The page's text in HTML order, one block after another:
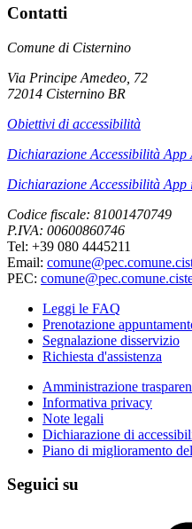
Contatti
Comune di Cisternino
Via Principe Amedeo, 72
72014 Cisternino BR
Obiettivi di accessibilità
Dichiarazione Accessibilità App
Dichiarazione Accessibilità App
Codice fiscale: 81001470749
P.IVA: 00600860746
Tel: +39 080 4445211
Email:
PEC:
Leggi le FAQ
Prenotazione
Segnalazione disservizio
Richiesta d'assistenza
Amministrazione
Informativa privacy
Note legali
Dichiarazione di
Piano di miglioramento
Seguici su